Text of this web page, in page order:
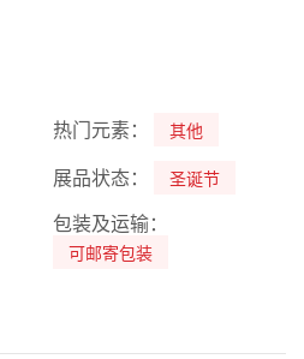
热门元素： 其他
展品状态： 圣诞节
包装及运输：
可邮寄包装